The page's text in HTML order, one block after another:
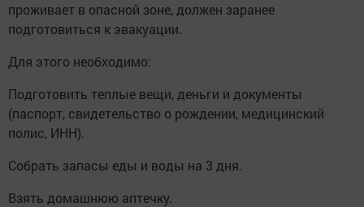
проживает в опасной зоне, должен заранее
подготовиться к эвакуации.
Для этого необходимо:
Подготовить теплые вещи, деньги и документы
(паспорт, свидетельство о рождении, медицинский
полис, ИНН).
Собрать запасы еды и воды на 3 дня.
Взять домашнюю аптечку.